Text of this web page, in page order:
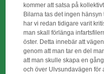
kommer att satsa på
Bilarna tas det ingen
har vi redan tidigare varit
man skall förlänga
öster. Detta innebär att
genom att man tar en del
att man skulle skapa en
och över Ulvsundavägen för